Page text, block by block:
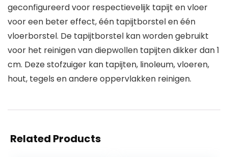
geconfigureerd voor respectievelijk tapijt en vloer
voor een beter effect, één tapijtborstel en één
vloerborstel. De tapijtborstel kan worden gebruikt
voor het reinigen van diepwollen tapijten dikker dan 1
cm. Deze stofzuiger kan tapijten, linoleum, vloeren,
hout, tegels en andere oppervlakken reinigen.
Related Products